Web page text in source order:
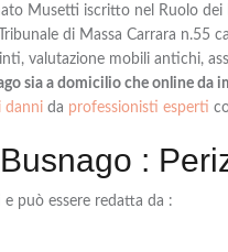
Musetti iscritto nel Ruolo dei
di Massa Carrara n.55
valutazione mobili antichi,
sia a domicilio che online da
danni da professionisti esperti
:
e può essere redatta da :